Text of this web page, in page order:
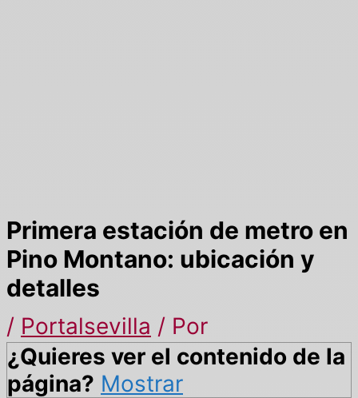
Primera estación de metro en
Pino Montano: ubicación y
detalles
/ Portalsevilla / Por
¿Quieres ver el contenido de la
página? Mostrar